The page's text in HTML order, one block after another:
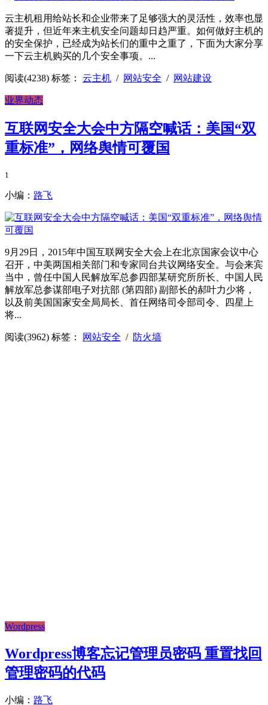
云主机租用给站长和企业带来了足够强大的灵活性，效率也显
著提升，但近年来主机安全问题却日趋严重。如何做好主机的
的安全保护，已经成为站长们的重中之重了，下面为大家分享
一下云主机购买的几个安全事项。...
阅读(4238) 标签： 云主机 / 网站安全 / 网站建设
业界动态
互联网安全大会中方隔空喊话：美国“双
重标准”，网络舆情可覆国
1
小编： 路飞
9月29日，2015年中国互联网安全大会上在北京国家会议中心
召开，中美两国相关部门和专家同台共议网络安全。与会来宾
当中，曾任中国人民解放军总参四部某研究所所长、中国人民
解放军总参谋部电子对抗部 (第四部) 副部长的郝叶力少将，
以及前美国国家安全局局长、首任网络司令部司令、四星上
将...
阅读(3962) 标签： 网站安全 / 防火墙
Wordpress
Wordpress博客忘记管理员密码 重置找回
管理密码的代码
小编： 路飞